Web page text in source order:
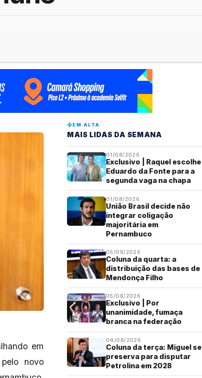
em
novo
EM ALTA
MAIS LIDAS DA SEMANA
01/08/2026
Exclusivo | Raquel escolhe
Eduardo da Fonte para a
segunda vaga na chapa
01/08/2026
União Brasil decide não
integrar coligação
majoritária em
Pernambuco
05/08/2026
Coluna da quarta: a
distribuição das bases de
Mendonça Filho
05/08/2026
Exclusivo | Por
unanimidade, fumaça
branca na federação
04/08/2026
Coluna da terça: Miguel se
preserva para disputar
Petrolina em 2028